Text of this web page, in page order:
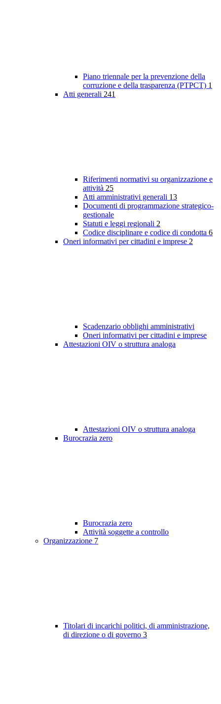
Piano triennale per la prevenzione della
corruzione e della trasparenza (PTPCT) 1
Atti generali 241
Riferimenti normativi su organizzazione e
attività 25
Atti amministrativi generali 13
Documenti di programmazione strategico-
gestionale
Statuti e leggi regionali 2
Codice disciplinare e codice di condotta 6
Oneri informativi per cittadini e imprese 2
Scadenzario obblighi amministrativi
Oneri informativi per cittadini e imprese
Attestazioni OIV o struttura analoga
Attestazioni OIV o struttura analoga
Burocrazia zero
Burocrazia zero
Attività soggette a controllo
Organizzazione 7
Titolari di incarichi politici, di amministrazione,
di direzione o di governo 3